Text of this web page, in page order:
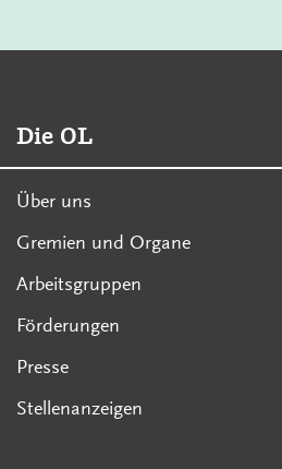
Die OL
Über uns
Gremien und Organe
Arbeitsgruppen
Förderungen
Presse
Stellenanzeigen